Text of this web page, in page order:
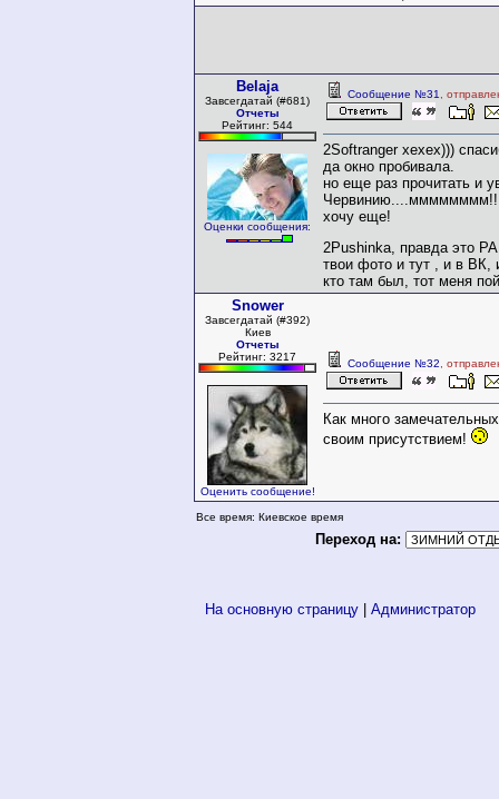
Belaja
Завсегдатай (#681)
Отчеты
Рейтинг: 544
Оценки сообщения:
Сообщение №31 ,
2Softranger хехех)))
да окно пробивала.
но еще раз прочитать и
хочу еще!
2Pushinka, правда это
твои фото и тут , и в ВК,
кто там был, тот меня
Snower
Завсегдатай (#392)
Киев
Отчеты
Рейтинг: 3217
Оценить сообщение!
Сообщение №32 ,
Как много
своим присутствием!
Все время: Киевское время
Переход на:
На основную страницу Администратор